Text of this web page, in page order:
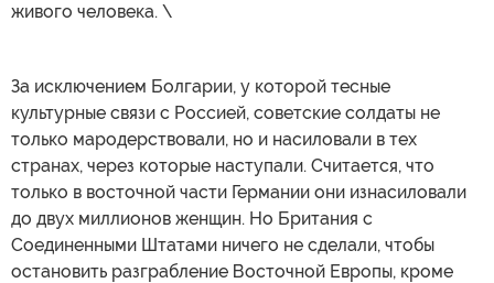
живого человека. \
За исключением Болгарии, у которой тесные
культурные связи с Россией, советские солдаты не
только мародерствовали, но и насиловали в тех
странах, через которые наступали. Считается, что
только в восточной части Германии они изнасиловали
до двух миллионов женщин. Но Британия с
Соединенными Штатами ничего не сделали, чтобы
остановить разграбление Восточной Европы, кроме